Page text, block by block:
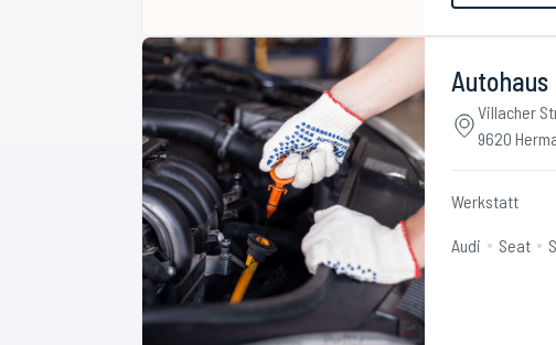
Villacher
9620
Werkstatt
Audi Seat